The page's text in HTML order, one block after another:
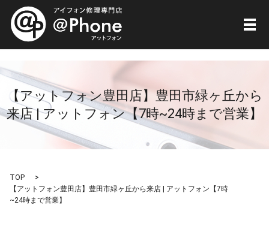
メ
【アットフォン豊田店】豊田市緑ヶ丘から
来店 | アットフォン【7時~24時まで営業】
TOP
【アットフォン豊田店】豊田市緑ヶ丘から来店 | アットフォン【7時
~24時まで営業】